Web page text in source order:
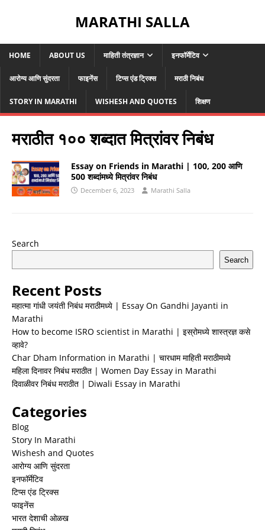
MARATHI SALLA
HOME ABOUT US माहिती तंत्रज्ञान इनफॉर्मेटिव
आरोग्य आणि सुंदरता फाइनेंस टिप्स एंड ट्रिक्स मराठी निबंध
STORY IN MARATHI WISHESH AND QUOTES शिक्षण
मराठीत १०० शब्दात मित्रांवर निबंध
Essay on Friends in Marathi | 100, 200 आणि
500 ​​शब्दांमध्ये मित्रांवर निबंध
December 6, 2023 Marathi Salla
Search
Search
Recent Posts
महात्मा गांधी जयंती निबंध मराठीमध्ये | Essay On Gandhi Jayanti in
Marathi
How to become ISRO scientist in Marathi | इस्रोमध्ये शास्त्रज्ञ कसे
व्हावे?
Char Dham Information in Marathi | चारधाम माहिती मराठीमध्ये
महिला दिनावर निबंध मराठीत | Women Day Essay in Marathi
दिवाळीवर निबंध मराठीत | Diwali Essay in Marathi
Categories
Blog
Story In Marathi
Wishesh and Quotes
आरोग्य आणि सुंदरता
इनफॉर्मेटिव
टिप्स एंड ट्रिक्स
फाइनेंस
भारत देशाची ओळख